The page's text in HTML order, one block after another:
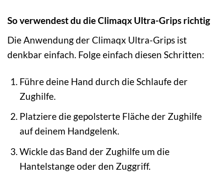
So verwendest du die Climaqx Ultra-Grips richtig
Die Anwendung der Climaqx Ultra-Grips ist
denkbar einfach. Folge einfach diesen Schritten:
Führe deine Hand durch die Schlaufe der
Zughilfe.
Platziere die gepolsterte Fläche der Zughilfe
auf deinem Handgelenk.
Wickle das Band der Zughilfe um die
Hantelstange oder den Zuggriff.